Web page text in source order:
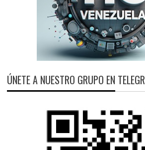
ÚNETE A NUESTRO GRUPO EN